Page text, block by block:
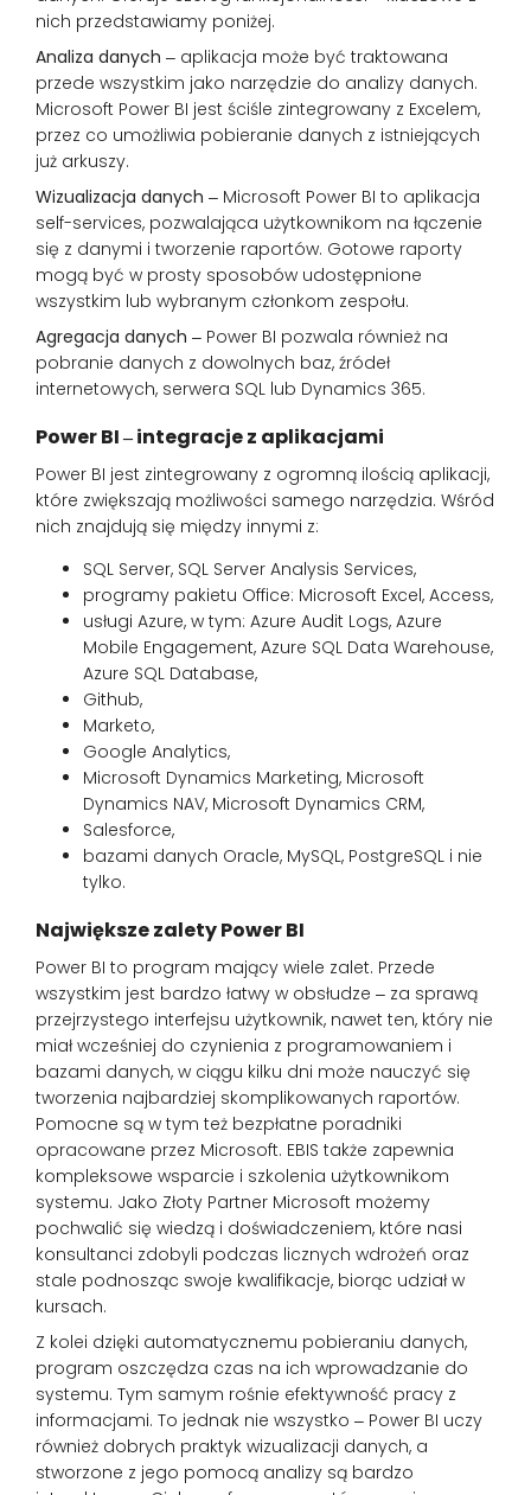
nich przedstawiamy poniżej.
Analiza danych ‒ aplikacja może być traktowana
przede wszystkim jako narzędzie do analizy danych.
Microsoft Power BI jest ściśle zintegrowany z Excelem,
przez co umożliwia pobieranie danych z istniejących
już arkuszy.
Wizualizacja danych ‒ Microsoft Power BI to aplikacja
self-services, pozwalająca użytkownikom na łączenie
się z danymi i tworzenie raportów. Gotowe raporty
mogą być w prosty sposobów udostępnione
wszystkim lub wybranym członkom zespołu.
Agregacja danych ‒ Power BI pozwala również na
pobranie danych z dowolnych baz, źródeł
internetowych, serwera SQL lub Dynamics 365.
Power BI‒integracje z aplikacjami
Power BI jest zintegrowany z ogromną ilością aplikacji,
które zwiększają możliwości samego narzędzia. Wśród
nich znajdują się między innymi z:
SQL Server, SQL Server Analysis Services,
programy pakietu Office: Microsoft Excel, Access,
usługi Azure, w tym: Azure Audit Logs, Azure
Mobile Engagement, Azure SQL Data Warehouse,
Azure SQL Database,
Github,
Marketo,
Google Analytics,
Microsoft Dynamics Marketing, Microsoft
Dynamics NAV, Microsoft Dynamics CRM,
Salesforce,
bazami danych Oracle, MySQL, PostgreSQL i nie
tylko.
Największe zalety Power BI
Power BI to program mający wiele zalet. Przede
wszystkim jest bardzo łatwy w obsłudze ‒ za sprawą
przejrzystego interfejsu użytkownik, nawet ten, który nie
miał wcześniej do czynienia z programowaniem i
bazami danych, w ciągu kilku dni może nauczyć się
tworzenia najbardziej skomplikowanych raportów.
Pomocne są w tym też bezpłatne poradniki
opracowane przez Microsoft. EBIS także zapewnia
kompleksowe wsparcie i szkolenia użytkownikom
systemu. Jako Złoty Partner Microsoft możemy
pochwalić się wiedzą i doświadczeniem, które nasi
konsultanci zdobyli podczas licznych wdrożeń oraz
stale podnosząc swoje kwalifikacje, biorąc udział w
kursach.
Z kolei dzięki automatycznemu pobieraniu danych,
program oszczędza czas na ich wprowadzanie do
systemu. Tym samym rośnie efektywność pracy z
informacjami. To jednak nie wszystko ‒ Power BI uczy
również dobrych praktyk wizualizacji danych, a
stworzone z jego pomocą analizy są bardzo